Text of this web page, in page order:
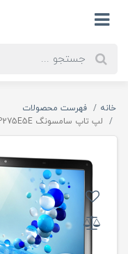
خانه
فهرست محصولات
لپ تاپ سامسونگ Samsung ATIV NP275E5E